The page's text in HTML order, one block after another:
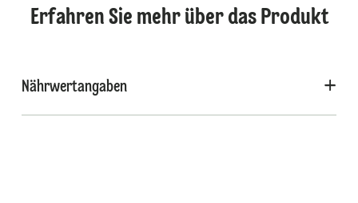
Erfahren Sie mehr über das Produkt
Nährwertangaben